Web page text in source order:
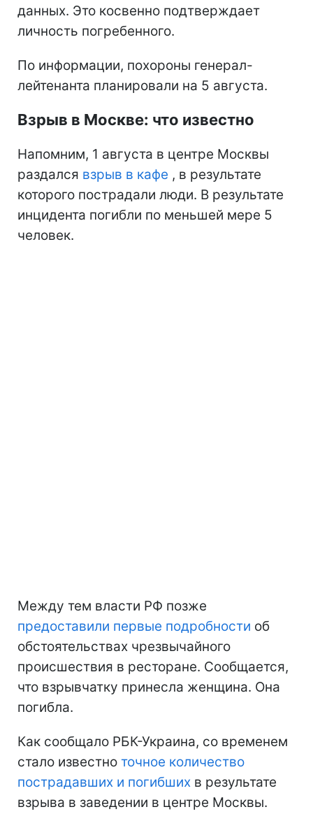
данных. Это косвенно подтверждает
личность погребенного.
По информации, похороны генерал-
лейтенанта планировали на 5 августа.
Взрыв в Москве: что известно
Напомним, 1 августа в центре Москвы
раздался взрыв в кафе , в результате
которого пострадали люди. В результате
инцидента погибли по меньшей мере 5
человек.
Между тем власти РФ позже
предоставили первые подробности об
обстоятельствах чрезвычайного
происшествия в ресторане. Сообщается,
что взрывчатку принесла женщина. Она
погибла.
Как сообщало РБК-Украина, со временем
стало известно точное количество
пострадавших и погибших в результате
взрыва в заведении в центре Москвы.